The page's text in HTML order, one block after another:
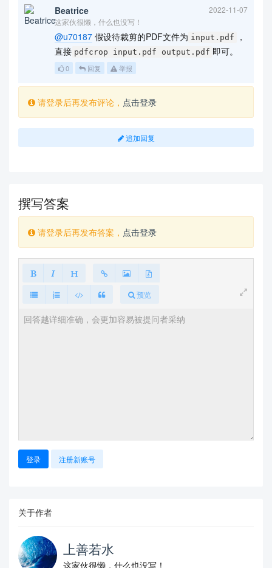
Beatrice
2022-11-07
这家伙很懒，什么也没写！
@u70187 假设待裁剪的PDF文件为 input.pdf
，
直接 pdfcrop input.pdf output.pdf 即可。
0 回复 举报
请登录后再发布评论， 点击登录
追加回复
撰写答案
请登录后再发布答案， 点击登录
预览
登录 注册新账号
关于作者
上善若水
这家伙很懒，什么也没写！